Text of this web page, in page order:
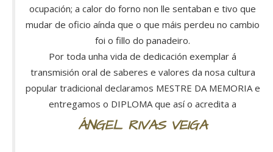
ocupación; a calor do forno non lle sentaban e tivo que
mudar de oficio aínda que o que máis perdeu no cambio
foi o fillo do panadeiro.
Por toda unha vida de dedicación exemplar á
transmisión oral de saberes e valores da nosa cultura
popular tradicional declaramos MESTRE DA MEMORIA e
entregamos o DIPLOMA que así o acredita a
ÁNGEL RIVAS VEIGA